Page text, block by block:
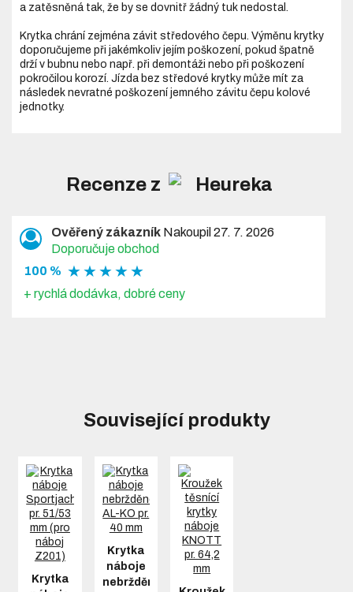
a zatěsněná tak, že by se dovnitř žádný tuk nedostal.
Krytka chrání zejména závit středového čepu. Výměnu krytky
doporučujeme při jakémkoliv jejím poškození, pokud špatně
drží v bubnu nebo např. při demontáži nebo při poškození
pokročilou korozí. Jízda bez středové krytky může mít za
následek nevratné poškození jemného závitu čepu kolové
jednotky.
Recenze z
Ověřený zákazník Nakoupil 27. 7. 2026
Doporučuje obchod
100 % ★ ★ ★ ★ ★
+ rychlá dodávka, dobré ceny
Související produkty
Krytka
Krytka
náboje
nebržděného